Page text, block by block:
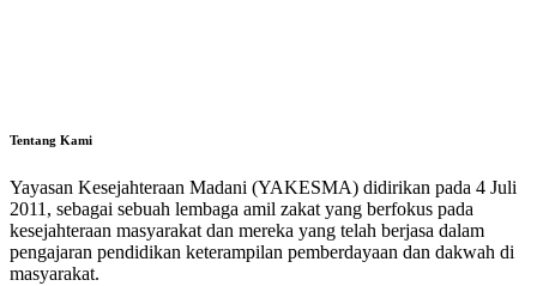
Tentang Kami
Yayasan Kesejahteraan Madani (YAKESMA) didirikan pada 4 Juli
2011, sebagai sebuah lembaga amil zakat yang berfokus pada
kesejahteraan masyarakat dan mereka yang telah berjasa dalam
pengajaran pendidikan keterampilan pemberdayaan dan dakwah di
masyarakat.